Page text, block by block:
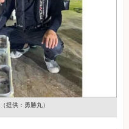
（提供：勇勝丸）